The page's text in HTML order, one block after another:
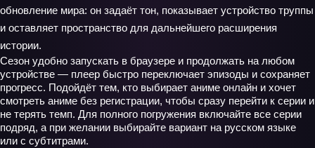
обновление мира: он задаёт тон, показывает устройство труппы
и оставляет пространство для дальнейшего расширения
истории.
Сезон удобно запускать в браузере и продолжать на любом
устройстве — плеер быстро переключает эпизоды и сохраняет
прогресс. Подойдёт тем, кто выбирает аниме онлайн и хочет
смотреть аниме без регистрации, чтобы сразу перейти к серии и
не терять темп. Для полного погружения включайте все серии
подряд, а при желании выбирайте вариант на русском языке
или с субтитрами.